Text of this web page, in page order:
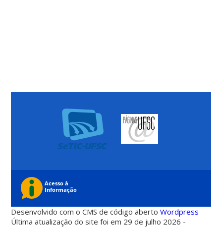
Desenvolvido com o CMS de código abertoWordpress
Última atualização do site foi em 29 de julho 2026 -